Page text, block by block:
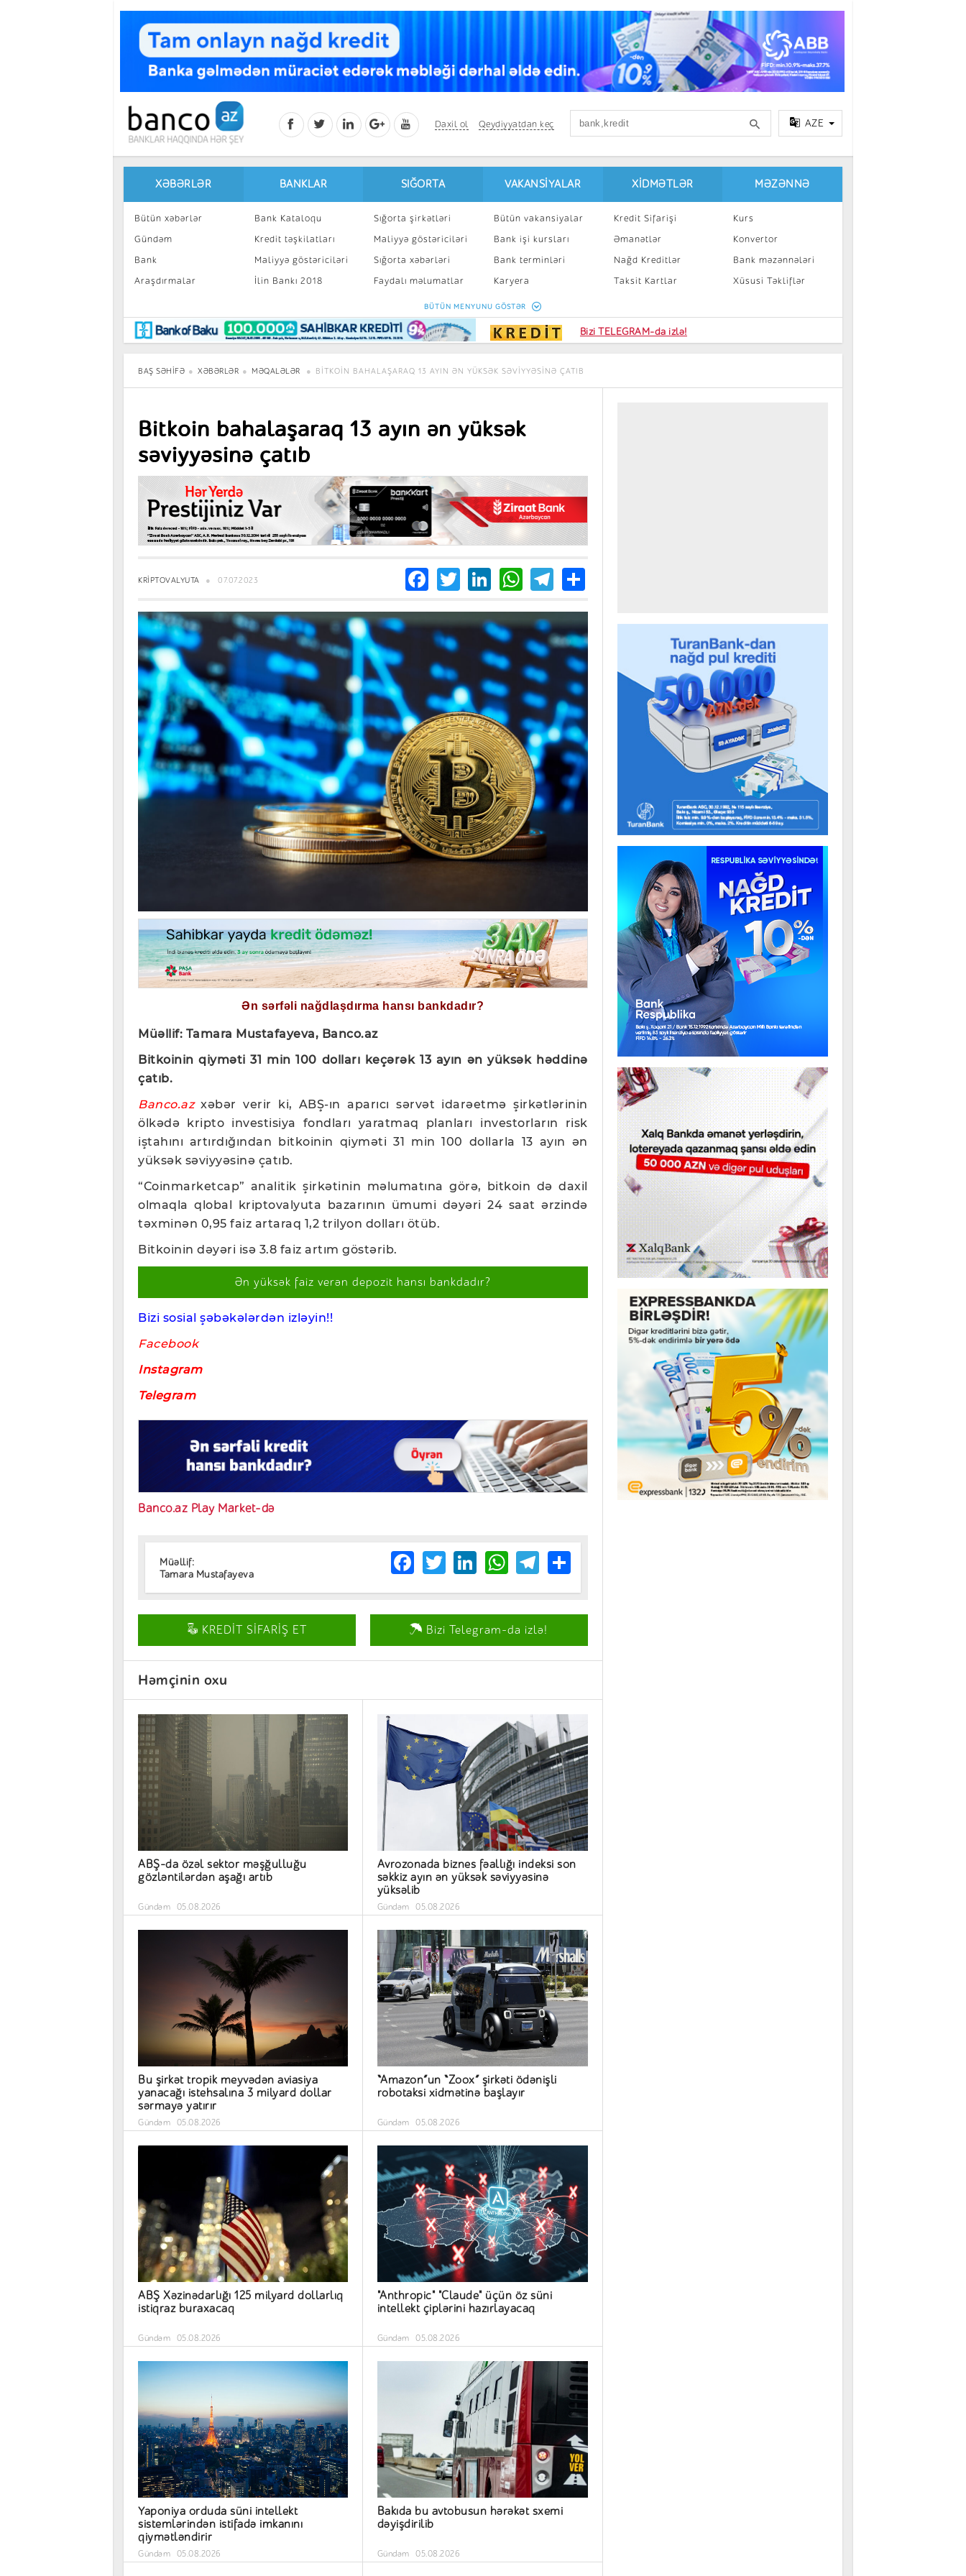
Daxil ol Qeydiyyatdan keç AZE
XƏBƏRLƏR
Bütün xəbərlər
Gündəm
Bank
Araşdırmalar
Maraqlı
BancoTV
Müsahibə
BANKLAR
Bank Kataloqu
Kredit təşkilatları
Maliyyə göstəriciləri
İlin Bankı 2018
SIĞORTA
Sığorta şirkətləri
Maliyyə göstəriciləri
Sığorta xəbərləri
Faydalı məlumatlar
Sığorta kalkulyatoru
VAKANSIYALAR
Bütün vakansiyalar
Bank işi kursları
Bank terminləri
Karyera
Peşakar inkişaf
XIDMƏTLƏR
Kredit Sifarişi
Əmanətlər
Nağd Kreditlər
Taksit Kartlar
Kart sifarişi
MƏZƏNNƏ
Kurs
Konvertor
Bank məzənnələri
Xüsusi Təkliflər
BÜTÜN MENYUNU GÖSTƏR
Bizi TELEGRAM-da izlə!
BAŞ SƏHIFƏ XƏBƏRLƏR MƏQALƏLƏR BITKOIN BAHALAŞARAQ 13 AYIN ƏN YÜKSƏK SƏVIYYƏSINƏ ÇATIB
Bitkoin bahalaşaraq 13 ayın ən yüksək
səviyyəsinə çatıb
KRIPTOVALYUTA 07.07.2023 Facebook
TwitterLinkedIn
WhatsApp
Telegram
Share
Ən sərfəli nağdlaşdırma hansı bankdadır?
Müəllif: Tamara Mustafayeva, Banco.az
Bitkoinin qiyməti 31 min 100 dolları keçərək 13 ayın ən yüksək həddinə
çatıb.
Banco.azxəbər verir ki, ABŞ-ın aparıcı sərvət idarəetmə şirkətlərinin
ölkədə kripto investisiya fondları yaratmaq planları investorların risk
iştahını artırdığından bitkoinin qiyməti 31 min 100 dollarla 13 ayın ən
yüksək səviyyəsinə çatıb.
“Coinmarketcap” analitik şirkətinin məlumatına görə, bitkoin də daxil
olmaqla qlobal kriptovalyuta bazarının ümumi dəyəri 24 saat ərzində
təxminən 0,95 faiz artaraq 1,2 trilyon dolları ötüb.
Bitkoinin dəyəri isə 3.8 faiz artım göstərib.
Ən yüksək faiz verən depozit hansı bankdadır?
Bizi sosial şəbəkələrdən izləyin!!
Facebook
Instagram
Telegram
Banco.az Play Market-də
Müəllif:
Tamara Mustafayeva
Facebook
TwitterLinkedIn
WhatsApp
Telegram
Share
KREDİT SİFARİŞ ET Bizi Telegram-da izlə!
Həmçinin oxu
ABŞ-da özəl sektor məşğulluğu
gözləntilərdən aşağı artıb
Gündəm 05.08.2026
Avrozonada biznes fəallığı indeksi son
səkkiz ayın ən yüksək səviyyəsinə
yüksəlib
Gündəm 05.08.2026
Bu şirkət tropik meyvədən aviasiya
yanacağı istehsalına 3 milyard dollar
sərmayə yatırır
Gündəm 05.08.2026
“Amazon”un “Zoox” şirkəti ödənişli
robotaksi xidmətinə başlayır
Gündəm 05.08.2026
ABŞ Xəzinədarlığı 125 milyard dollarlıq
istiqraz buraxacaq
Gündəm 05.08.2026
"Anthropic" "Claude" üçün öz süni
intellekt çiplərini hazırlayacaq
Gündəm 05.08.2026
Yaponiya orduda süni intellekt
sistemlərindən istifadə imkanını
qiymətləndirir
Gündəm 05.08.2026
Bakıda bu avtobusun hərəkət sxemi
dəyişdirilib
Gündəm 05.08.2026